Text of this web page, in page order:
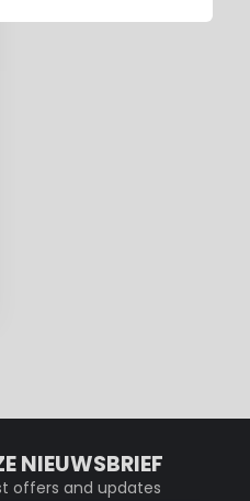
NIEUWSBRIEF
offers and updates